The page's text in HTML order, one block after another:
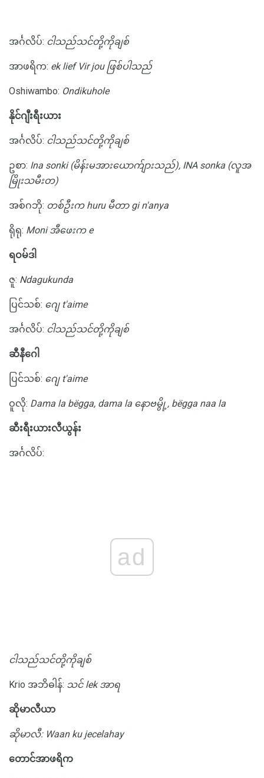
အင်္ဂလိပ်: ငါသည်သင်တို့ကိုချစ်
အာဖရိက: ek lief Vir jou ဖြစ်ပါသည်
Oshiwambo: Ondikuhole
နိုင်ဂျီးရီးယား
အင်္ဂလိပ်: ငါသည်သင်တို့ကိုချစ်
ဥစာ: Ina sonki (မိန်းမအားယောက်ျားသည်), INA sonka (လူအ
မြိုးသမီးတ)
အစ်ဂဘို: တစ်ဦးက huru မီတာ gi n'anya
ရိုရု: Moni အီဖေးက e
ရဝမ်ဒါ
ဇူ: Ndagukunda
ပြင်သစ်: ဂျေ t'aime
အင်္ဂလိပ်: ငါသည်သင်တို့ကိုချစ်
ဆီနီဂေါ
ပြင်သစ်: ဂျေ t'aime
ဝူလို: Dama la bëgga, dama la နောဗမွို့, bëgga naa la
ဆီးရီးယားလီယွန်း
အင်္ဂလိပ်:
ad
ငါသည်သင်တို့ကိုချစ်
Krio အဘိဓါန်: သင် lek အာရ
ဆိုမာလီယာ
ဆိုမာလီ: Waan ku jecelahay
တောင်အာဖရိက